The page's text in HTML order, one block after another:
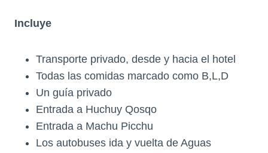
Incluye
Transporte privado, desde y hacia el hotel
Todas las comidas marcado como B,L,D
Un guía privado
Entrada a Huchuy Qosqo
Entrada a Machu Picchu
Los autobuses ida y vuelta de Aguas